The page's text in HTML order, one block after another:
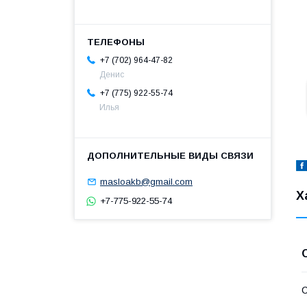
+7 (702) 964-47-82
Денис
+7 (775) 922-55-74
Илья
masloakb@gmail.com
+7-775-922-55-74